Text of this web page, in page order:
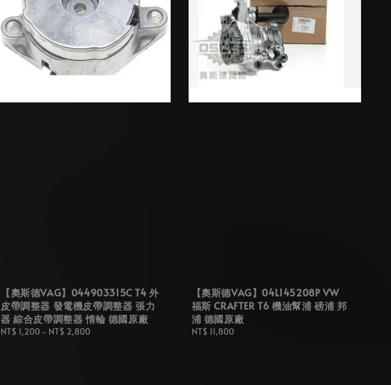
【奧斯德VAG】044903315C T4 外
皮帶調整器 發電機皮帶調整器 張力
器 綜合皮帶調整器 惰輪 德國原廠
Regular
NT$ 1,200 - NT$ 2,800
【奧斯德VAG】04L145208P VW
福斯 CRAFTER T6 機油幫浦 磅浦 邦
浦 德國原廠
Regular
NT$ 11,800